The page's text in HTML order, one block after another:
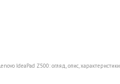
IdeaPad Z500: огляд, опис, характеристики